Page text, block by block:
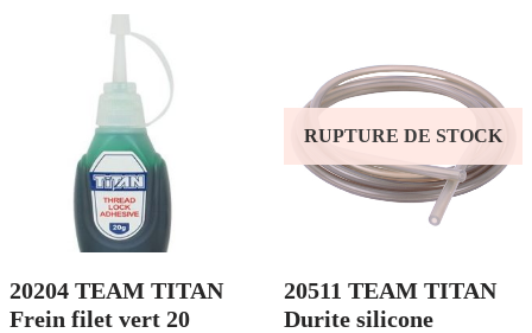
20204 TEAM TITAN
Frein filet vert 20
RUPTURE DE STOCK
20511 TEAM TITAN
Durite silicone